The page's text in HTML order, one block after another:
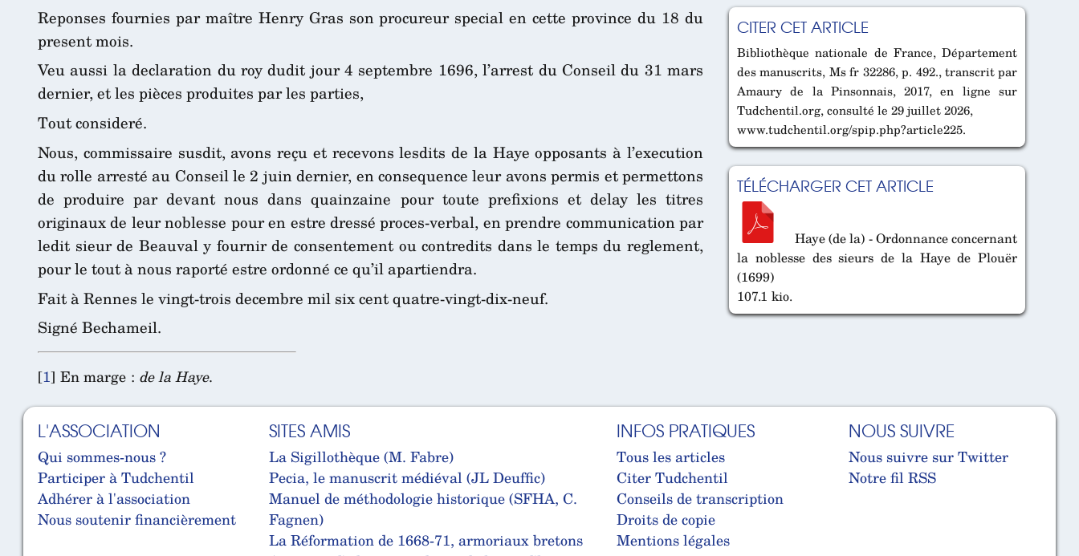
CITER CET ARTICLE
Bibliothèque nationale de France, Département
des manuscrits, Ms fr 32286, p. 492., transcrit par
Amaury de la Pinsonnais, 2017, en ligne sur
Tudchentil.org, consulté le 29 juillet 2026,
www.tudchentil.org/spip.php?article225.
TÉLÉCHARGER CET ARTICLE
Haye (de la) - Ordonnance concernant
la noblesse des sieurs de la Haye de Plouër
(1699)
107.1 kio.
Reponses fournies par maître Henry Gras son procureur special en cette province du 18 du
present mois.
Veu aussi la declaration du roy dudit jour 4 septembre 1696, l’arrest du Conseil du 31 mars
dernier, et les pièces produites par les parties,
Tout consideré.
Nous, commissaire susdit, avons reçu et recevons lesdits de la Haye opposants à l’execution
du rolle arresté au Conseil le 2 juin dernier, en consequence leur avons permis et permettons
de produire par devant nous dans quainzaine pour toute prefixions et delay les titres
originaux de leur noblesse pour en estre dressé proces-verbal, en prendre communication par
ledit sieur de Beauval y fournir de consentement ou contredits dans le temps du reglement,
pour le tout à nous raporté estre ordonné ce qu’il apartiendra.
Fait à Rennes le vingt-trois decembre mil six cent quatre-vingt-dix-neuf.
Signé Bechameil.
[1] En marge : de la Haye.
L'ASSOCIATION
Qui sommes-nous ?
Participer à Tudchentil
Adhérer à l'association
Nous soutenir financièrement
SITES AMIS
La Sigillothèque (M. Fabre)
Pecia, le manuscrit médiéval (JL Deuffic)
Manuel de méthodologie historique (SFHA, C.
Fagnen)
La Réformation de 1668-71, armoriaux bretons
INFOS PRATIQUES
Tous les articles
Citer Tudchentil
Conseils de transcription
Droits de copie
Mentions légales
NOUS SUIVRE
Nous suivre sur Twitter
Notre fil RSS